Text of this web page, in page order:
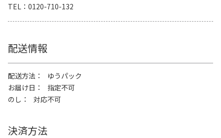
TEL
0120-710-132
配送情報
配送方法
ゆうパック
お届け日
指定不可
のし
対応不可
決済方法